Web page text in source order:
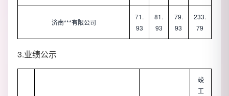
济南***有限公司
71.
93
81.
93
79.
93
233.
79
3.业绩公示
竣
工